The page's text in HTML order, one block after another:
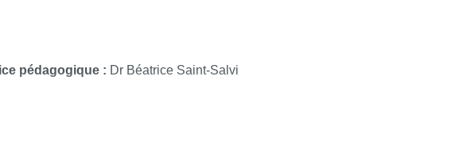
pédagogique : Dr Béatrice Saint-Salvi
privilégiée.